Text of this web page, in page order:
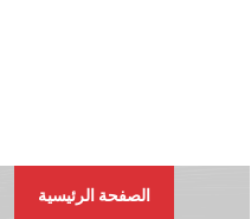
الصفحة الرئيسية